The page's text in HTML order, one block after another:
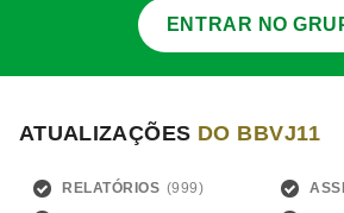
ENTRAR NO
ATUALIZAÇÕES DO BBVJ11
RELATÓRIOS